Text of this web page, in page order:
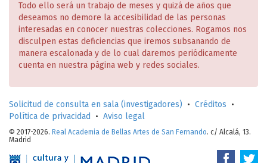
Todo ello será un trabajo de meses y quizá de años que
deseamos no demore la accesibilidad de las personas
interesadas en conocer nuestras colecciones. Rogamos nos
disculpen estas deficiencias que iremos subsanando de
manera escalonada y de lo cual daremos periódicamente
cuenta en nuestra página web y redes sociales.
Solicitud de consulta en sala (investigadores) • Créditos •
Política de privacidad
• Aviso legal
© 2017-2026. Real Academia de Bellas Artes de San Fernando. c/ Alcalá, 13.
Madrid